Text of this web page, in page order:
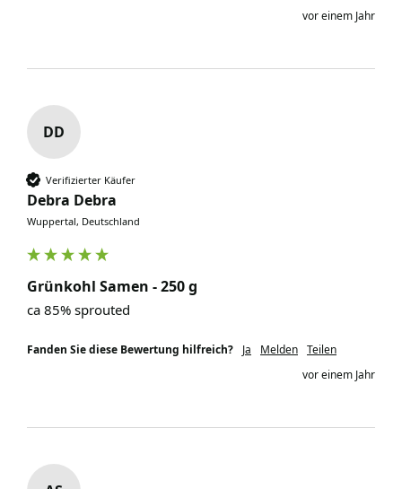
vor einem Jahr
DD
Verifizierter Käufer
Debra Debra
Wuppertal, Deutschland
Grünkohl Samen - 250 g
ca 85% sprouted
Fanden Sie diese Bewertung hilfreich? Ja Melden Teilen
vor einem Jahr